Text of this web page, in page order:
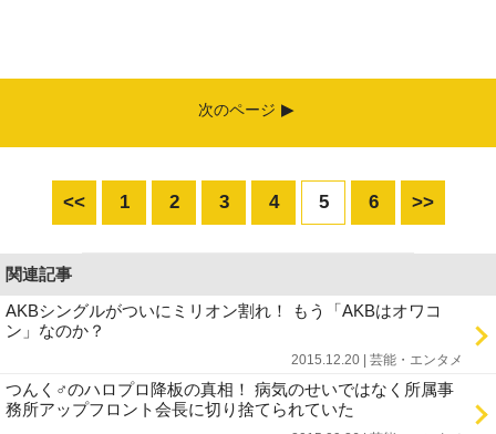
次のページ
<< 1 2 3 4 5 6 >>
関連記事
AKBシングルがついにミリオン割れ！ もう「AKBはオワコ
ン」なのか？
2015.12.20 | 芸能・エンタメ
つんく♂のハロプロ降板の真相！ 病気のせいではなく所属事
務所アップフロント会長に切り捨てられていた